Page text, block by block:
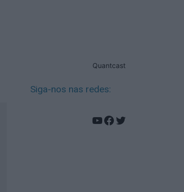
Quantcast
Siga-nos nas redes:
YouTube
Facebook
Twitter